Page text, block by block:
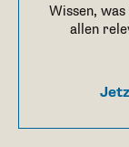
Wissen,
allen